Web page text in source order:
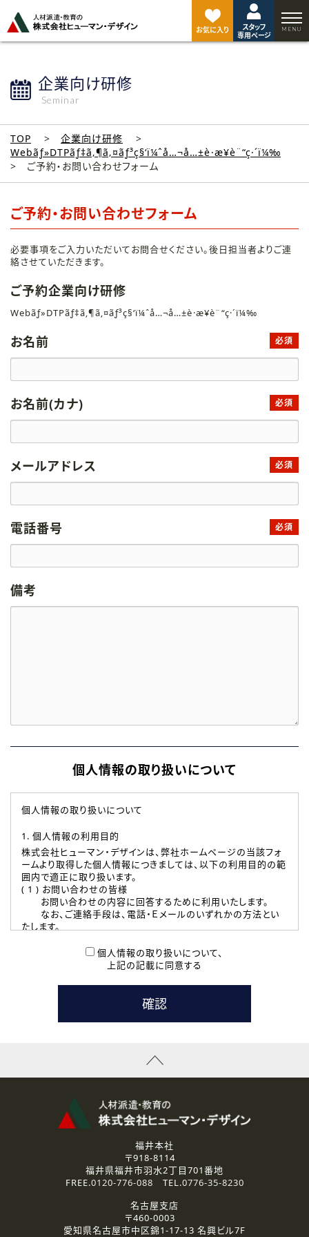
お気に入り
スタッフ
専用ページ
企業向け研修
Seminar
TOP
企業向け研修
Webãƒ»DTPãƒ‡ã‚¶ã‚¤ãƒ³ç§‘ï¼ˆå…¬å…±è·æ¥­è¨“ç·´ï¼‰
ご予約・お問い合わせフォーム
ご予約・お問い合わせフォーム
必要事項をご入力いただいてお問合せください。後日担当者よりご連
絡させていただきます。
ご予約企業向け研修
Webãƒ»DTPãƒ‡ã‚¶ã‚¤ãƒ³ç§‘ï¼ˆå…¬å…±è·æ¥­è¨“ç·´ï¼‰
お名前 必須
お名前(カナ) 必須
メールアドレス 必須
電話番号 必須
備考
個人情報の取り扱いについて
個人情報の取り扱いについて
1. 個人情報の利用目的
株式会社ヒューマン・デザインは、弊社ホームページの当該フォ
ームより取得した個人情報につきましては、以下の利用目的の範
囲内で適正に取り扱います。
( 1 ) お問い合わせの皆様
お問い合わせの内容に回答するために利用いたします。
なお、ご連絡手段は、電話・Ｅメールのいずれかの方法とい
たします。
本登録に関するご連絡および本登録時の参考情報として利
たします。
( 3 ) スタッフ派遣を検討されている企業の皆様
お問い合わせの内容に回答するために利用いたします。
なお、ご連絡手段は、電話・Ｅメールのいずれかの方法とい
資料送付、受講相談に関するご連絡のために利用いたしま
その他、お問い合わせの内容に回答するために利用いたし
なお、ご連絡手段は、電話・Ｅメールのいずれかの方法とい
2.個人情報の第三者提供
ご提供いただいた個人情報は、法令等の規定に従う場合を除き、
3.個人情報の取り扱いの委託
弊社の定める個人情報保護の評価基準を満たした委託先に、個
個人情報の取り扱いについて、
上記の記載に同意する
ジ
ト
福井本社
〒918-8114
福井県福井市羽水2丁目701番地
FREE.0120-776-088 TEL.0776-35-8230
名古屋支店
〒460-0003
愛知県名古屋市中区錦1-17-13 名興ビル7F